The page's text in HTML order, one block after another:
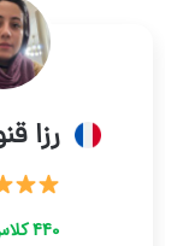
رزا
440 کلاس موفق